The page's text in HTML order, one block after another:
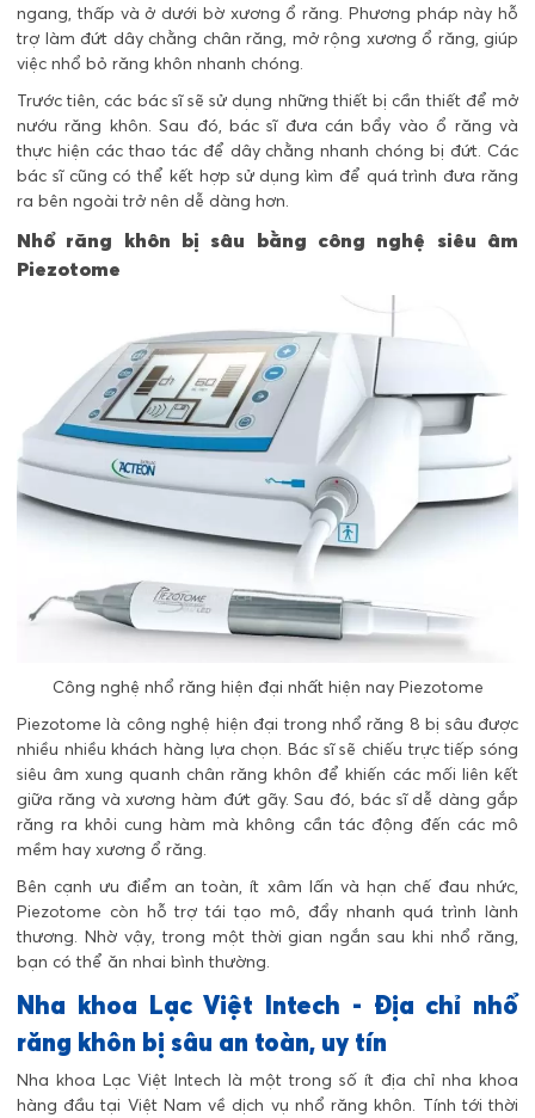
ngang, thấp và ở dưới bờ xương ổ răng. Phương pháp này hỗ
trợ làm đứt dây chằng chân răng, mở rộng xương ổ răng, giúp
việc nhổ bỏ răng khôn nhanh chóng.
Trước tiên, các bác sĩ sẽ sử dụng những thiết bị cần thiết để mở
nướu răng khôn. Sau đó, bác sĩ đưa cán bẩy vào ổ răng và
thực hiện các thao tác để dây chằng nhanh chóng bị đứt. Các
bác sĩ cũng có thể kết hợp sử dụng kìm để quá trình đưa răng
ra bên ngoài trở nên dễ dàng hơn.
Nhổ răng khôn bị sâu bằng công nghệ siêu âm
Piezotome
Công nghệ nhổ răng hiện đại nhất hiện nay Piezotome
Piezotome là công nghệ hiện đại trong nhổ răng 8 bị sâu được
nhiều nhiều khách hàng lựa chọn. Bác sĩ sẽ chiếu trực tiếp sóng
siêu âm xung quanh chân răng khôn để khiến các mối liên kết
giữa răng và xương hàm đứt gãy. Sau đó, bác sĩ dễ dàng gắp
răng ra khỏi cung hàm mà không cần tác động đến các mô
mềm hay xương ổ răng.
Bên cạnh ưu điểm an toàn, ít xâm lấn và hạn chế đau nhức,
Piezotome còn hỗ trợ tái tạo mô, đẩy nhanh quá trình lành
thương. Nhờ vậy, trong một thời gian ngắn sau khi nhổ răng,
bạn có thể ăn nhai bình thường.
Nha khoa Lạc Việt Intech - Địa chỉ nhổ
răng khôn bị sâu an toàn, uy tín
Nha khoa Lạc Việt Intech là một trong số ít địa chỉ nha khoa
hàng đầu tại Việt Nam về dịch vụ nhổ răng khôn. Tính tới thời